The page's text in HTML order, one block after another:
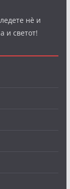
нè и
и светот!